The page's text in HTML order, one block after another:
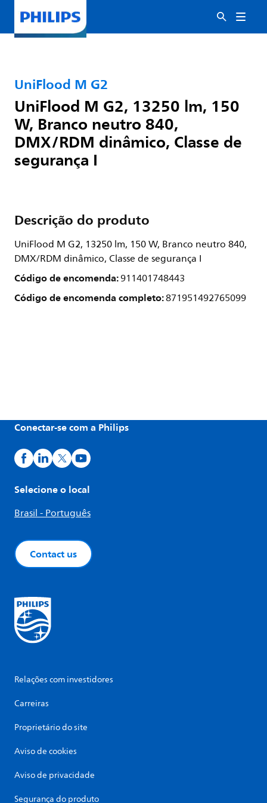
UniFlood M G2
UniFlood M G2, 13250 lm, 150
W, Branco neutro 840,
DMX/RDM dinâmico, Classe de
segurança I
Descrição do produto
UniFlood M G2, 13250 lm, 150 W, Branco neutro 840,
DMX/RDM dinâmico, Classe de segurança I
Código de encomenda:911401748443
Código de encomenda completo:871951492765099
Conectar-se com a Philips
Selecione o local
Brasil - Português
Contact us
Relações com investidores
Carreiras
Proprietário do site
Aviso de cookies
Aviso de privacidade
Segurança do produto